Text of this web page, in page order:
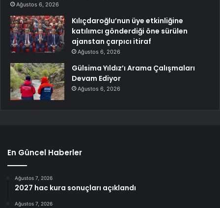
Ağustos 6, 2026
Kılıçdaroğlu’nun üye etkinliğine
katılımcı gönderdiği öne sürülen
ajanstan çarpıcı itiraf
Ağustos 6, 2026
Gülsima Yıldız’ı Arama Çalışmaları
Devam Ediyor
Ağustos 6, 2026
En Güncel Haberler
Ağustos 7, 2026
2027 hac kura sonuçları açıklandı
Ağustos 7, 2026